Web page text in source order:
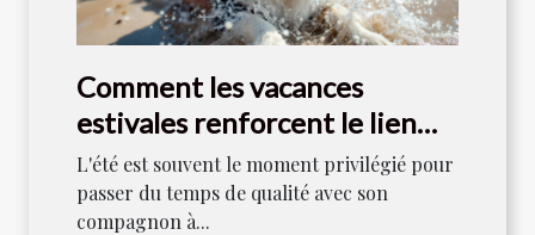
Comment les vacances
estivales renforcent le lien
entre maîtres et chiens ?
L'été est souvent le moment privilégié pour
passer du temps de qualité avec son
compagnon à...